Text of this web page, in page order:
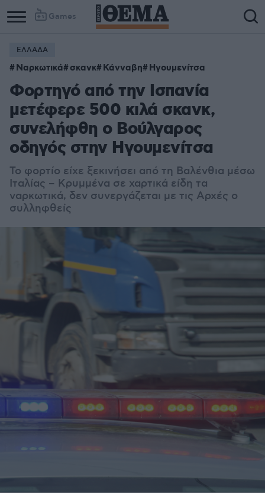
Games
ΕΛΛΑΔΑ
Ναρκωτικά σκανκ Κάνναβη Ηγουμενίτσα
Φορτηγό από την Ισπανία
μετέφερε 500 κιλά σκανκ,
συνελήφθη ο Βούλγαρος
οδηγός στην Ηγουμενίτσα
Το φορτίο είχε ξεκινήσει από τη Βαλένθια μέσω
Ιταλίας – Κρυμμένα σε χαρτικά είδη τα
ναρκωτικά, δεν συνεργάζεται με τις Αρχές ο
συλληφθείς